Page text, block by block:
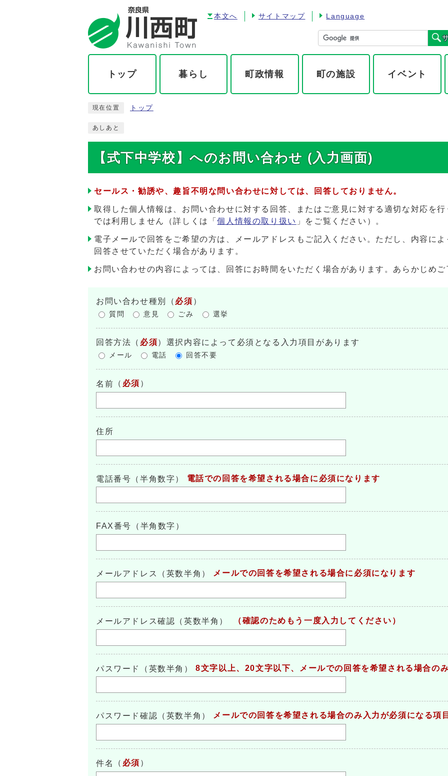
本文へ サイトマップ Language
トップ 暮らし 町政情報 町の施設 イベント
現在位置 トップ
あしあと
【式下中学校】へのお問い合わせ (入力画面)
セールス・勧誘や、趣旨不明な問い合わせに対しては、回答しておりません。
取得した個人情報は、お問い合わせに対する回答、またはご意見に対する適切な対応を
では利用しません（詳しくは「個人情報の取り扱い 」をご覧ください）。
電子メールで回答をご希望の方は、メールアドレスもご記入ください。ただし、内容に
回答させていただく場合があります。
お問い合わせの内容によっては、回答にお時間をいただく場合があります。あらかじめ
お問い合わせ種別 （ 必須 ）
質問 意見 ごみ 選挙
回答方法 （ 必須）選択内容によって必須となる入力項目があります
メール 電話 回答不要
名前 （ 必須 ）
住所
電話番号（半角数字） 電話での回答を希望される場合に必須になります
FAX番号（半角数字）
メールアドレス（英数半角） メールでの回答を希望される場合に必須になります
メールアドレス確認（英数半角） （確認のためもう一度入力してください）
パスワード（英数半角） 8文字以上、20文字以下、メールでの回答を希望される場合の
パスワード確認（英数半角） メールでの回答を希望される場合のみ入力が必須になる項
件名 （ 必須 ）